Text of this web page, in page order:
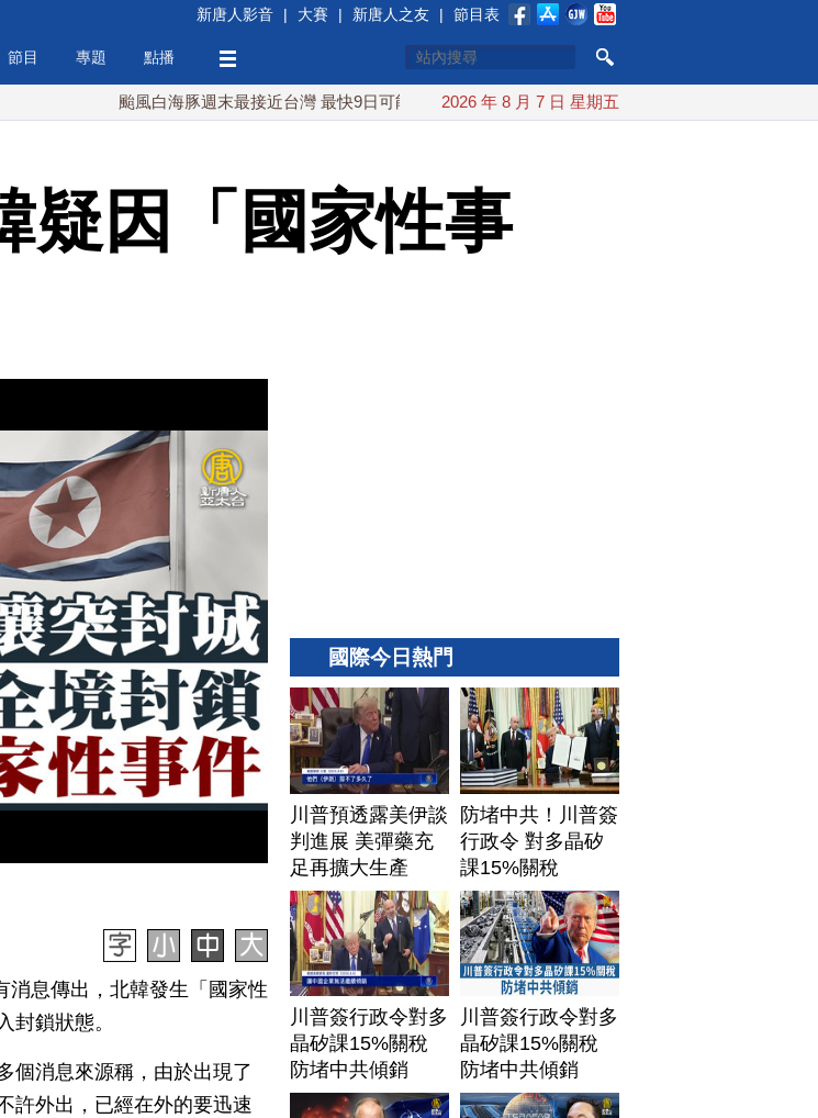
新唐人影音 | 大賽 | 新唐人之友 | 節目表
節目 專題 點播
颱風白海豚週末最接近台灣 最快9日可能登陸中國 台灣漢光首結合城鎮演習 AIT連續發文讚「韌性
2026 年 8 月 7 日 星期五
疑因「國家性事
消息傳出，北韓發生「國家性
封鎖狀態。
個消息來源稱，由於出現了
許外出，已經在外的要迅速
國際今日熱門
川普預透露美伊談
判進展 美彈藥充
足再擴大生產
防堵中共！川普簽
行政令 對多晶矽
課15%關稅
川普簽行政令對多
晶矽課15%關稅
防堵中共傾銷
川普簽行政令對多
晶矽課15%關稅
防堵中共傾銷